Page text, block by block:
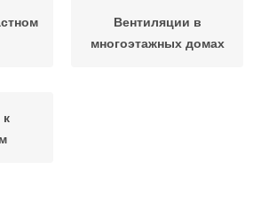
Вентиляции в
многоэтажных домах